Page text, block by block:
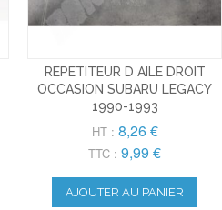
REPETITEUR D AILE DROIT
OCCASION SUBARU LEGACY
1990-1993
HT : 8,26 €
TTC : 9,99 €
AJOUTER AU PANIER